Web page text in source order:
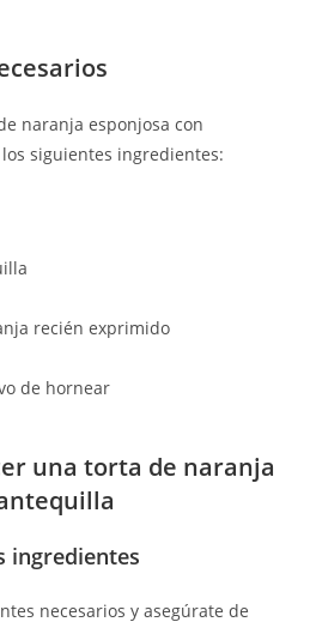
naranja esponjosa con
siguientes ingredientes:
recién exprimido
de hornear
una torta de naranja
ingredientes
necesarios y asegúrate de